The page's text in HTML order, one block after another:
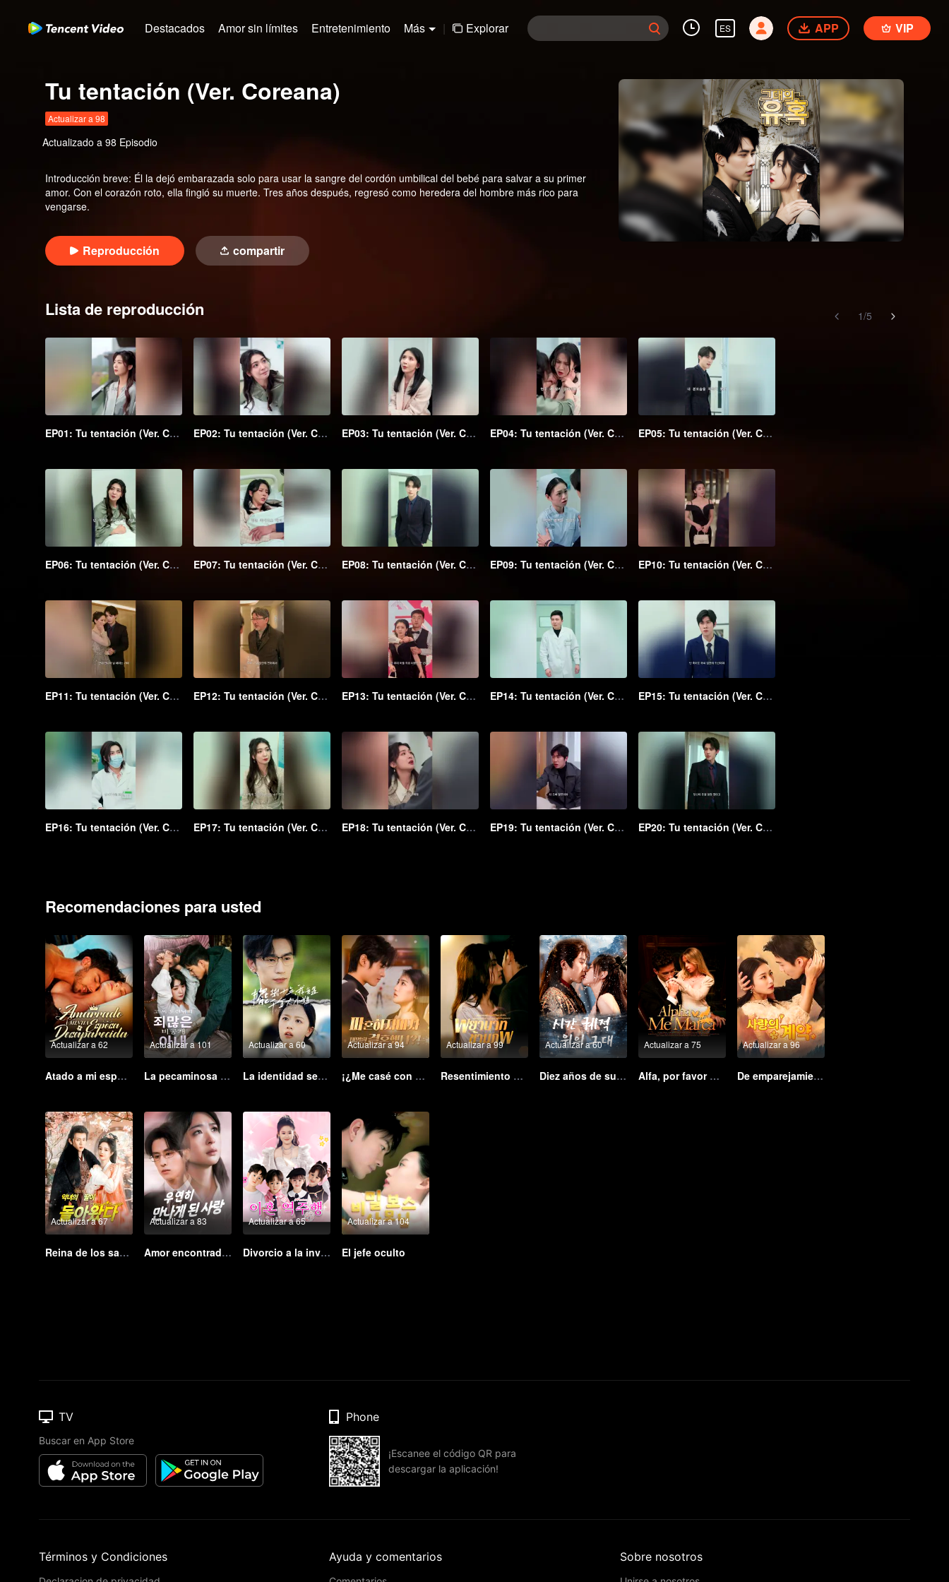
Destacados Amor sin límites Entretenimiento Más | Explorar ES APP VIP
Tu tentación (Ver. Coreana)
Actualizar a 98
Actualizado a 98 Episodio
Introducción breve: Él la dejó embarazada solo para usar la sangre del cordón umbilical del bebé para salvar a su primer
amor. Con el corazón roto, ella fingió su muerte. Tres años después, regresó como heredera del hombre más rico para
vengarse.
Reproducción compartir
Lista de reproducción 1/5
EP01: Tu tentación (Ver. Coreana) EP02: Tu tentación (Ver. Coreana) EP03: Tu tentación (Ver. Coreana) EP04: Tu tentación (Ver. Coreana) EP05: Tu tentación (Ver. Coreana)
EP06: Tu tentación (Ver. Coreana) EP07: Tu tentación (Ver. Coreana) EP08: Tu tentación (Ver. Coreana) EP09: Tu tentación (Ver. Coreana) EP10: Tu tentación (Ver. Coreana)
EP11: Tu tentación (Ver. Coreana) EP12: Tu tentación (Ver. Coreana) EP13: Tu tentación (Ver. Coreana) EP14: Tu tentación (Ver. Coreana) EP15: Tu tentación (Ver. Coreana)
EP16: Tu tentación (Ver. Coreana) EP17: Tu tentación (Ver. Coreana) EP18: Tu tentación (Ver. Coreana) EP19: Tu tentación (Ver. Coreana) EP20: Tu tentación (Ver. Coreana)
Recomendaciones para usted
Actualizar a 62
Atado a mi esposa desaparecida
Actualizar a 101
La pecaminosa esposa secreta del Maestro Go (Ver. Coreana)
Actualizar a 60
La identidad secreta del vendedor callejero
Actualizar a 94
¡¿Me casé con un magnate justo después de romper el compromiso?! (Ver. Coreana)
Actualizar a 99
Resentimiento a través de los mundos
Actualizar a 60
Diez años de sueños – ¿Nos encontraremos de nuevo?
Actualizar a 75
Alfa, por favor márcame
Actualizar a 96
De emparejamiento fallido a matrimonio relámpago: Mi magnate trillonario
Actualizar a 67
Reina de los sanadores (Ver. Coreana)
Actualizar a 83
Amor encontrado por casualidad (Ver. Coreana)
Actualizar a 65
Divorcio a la inversa (Ver. Coreana)
Actualizar a 104
El jefe oculto
TV
Buscar en App Store
Phone
¡Escanee el código QR para
descargar la aplicación!
Términos y Condiciones Ayuda y comentarios Sobre nosotros